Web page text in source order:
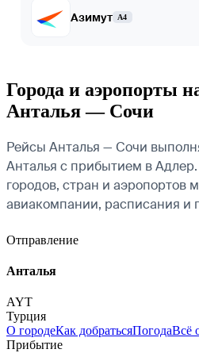
Азимут A4
Города и аэропорты
Анталья — Сочи
Рейсы Анталья — Сочи
Анталья с прибытием в
городов, стран и аэропортов
авиакомпании, расписания и
Отправление
Анталья
AYT
Турция
О городеКак добратьсяПогодаВсё
Прибытие